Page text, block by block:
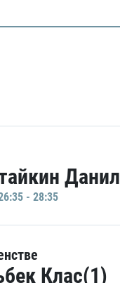
Данил
- 28:35
Клас(1)